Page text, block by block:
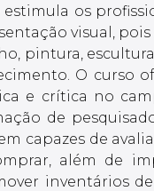
os
visual,
pintura,
O curso
e crítica no
de
capazes de
além de
inventários